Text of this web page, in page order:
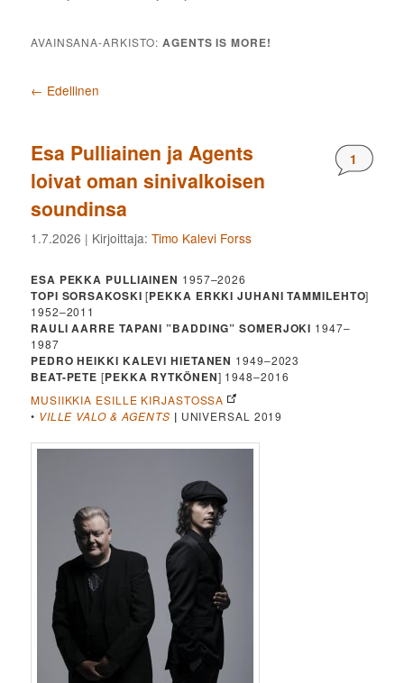
AVAINSANA-ARKISTO:AGENTS IS MORE!
Artikkelien selaus
← Edellinen
Esa Pulliainen ja Agents
loivat oman sinivalkoisen
soundinsa
1
1.7.2026 | Kirjoittaja:Timo Kalevi Forss
ESA PEKKA PULLIAINEN 1957–2026
TOPI SORSAKOSKI [PEKKA ERKKI JUHANI TAMMILEHTO]
1952–2011
RAULI AARRE TAPANI ”BADDING” SOMERJOKI 1947–
1987
PEDRO HEIKKI KALEVI HIETANEN 1949–2023
BEAT-PETE [PEKKA RYTKÖNEN] 1948–2016
MUSIIKKIA ESILLE KIRJASTOSSA
• VILLE VALO & AGENTS | UNIVERSAL 2019